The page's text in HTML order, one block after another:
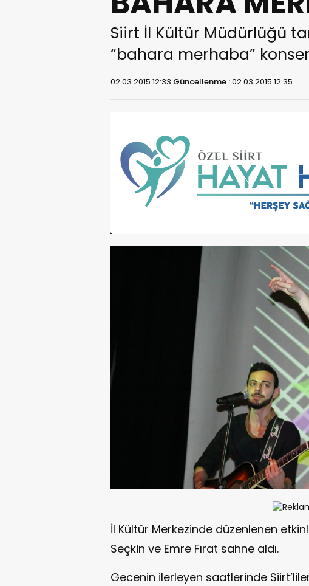
Siirt İl Kültür Müdürlüğü
“bahara merhaba”
02.03.2015 12:33 Güncellenme :02.03.2015 12:35
İl Kültür Merkezinde düzenlenen
Seçkin ve Emre Fırat sahne aldı.
Gecenin ilerleyen saatlerinde